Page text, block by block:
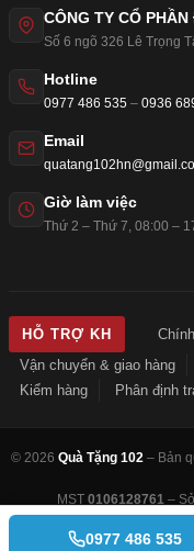
CÔNG TY CỔ
Số 6 ngõ 326 Lê Trọng
Hotline
0977 486 535 – 0936
Email
Giờ làm việc
Thứ 2 – Thứ 7, 08:00 –
HỖ TRỢ KH
Vận chuyển & giao hàng
Kiểm hàng
Phân định
© 2026 Quà Tặng 102– Bản
MST 0106128761 –
0977 486 535